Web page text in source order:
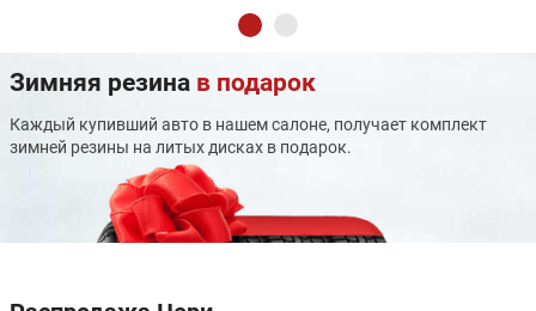
Регулировка руля по вылету
Регулировка руля по высоте
Дистанционный запуск двигателя
Система выбора режима движения
Электростеклоподъемники задние
Электростеклоподъемники передние
Открытие багажника без помощи рук
Мультифункциональное рулевое колесо
Светодиодные фары
Зимняя резина в подарок
Каждый купивший авто в нашем салоне, получает комплект
зимней резины на литых дисках в подарок.